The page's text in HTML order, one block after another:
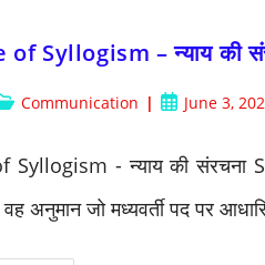
Syllogism – न्याय की
Communication
PostJune 3,
- न्याय की संरचना
वह अनुमान जो मध्यवर्ती पद पर